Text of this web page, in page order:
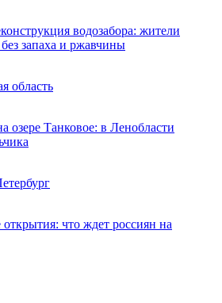
водозабора: жители
запаха и ржавчины
область
озере Танковое: в Ленобласти
что ждет россиян на